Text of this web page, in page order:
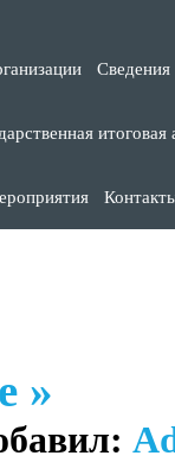
Сведения
итоговая
»